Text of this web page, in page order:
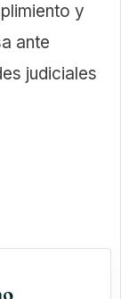
y
ante
judiciales